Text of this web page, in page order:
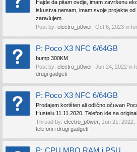
Hajde da pitam ovdje, imam završenu
iskustva nemam, imam svoje projekte
zarađujem...
Post by: electro_p0wer Oct 6, 2023 in
P: Poco X3 NFC 6/64GB
bump 300KM
Post by: electro_p0wer Jun 24, 2022 in
drugi gadgeti
P: Poco X3 NFC 6/64GB
Prodajem korišten ali odlično očuvan
Hustelu 11.11.2020. Telefon ide sa
Thread by: electro_p0wer Jun 21, 2022
telefoni i drugi gadgeti